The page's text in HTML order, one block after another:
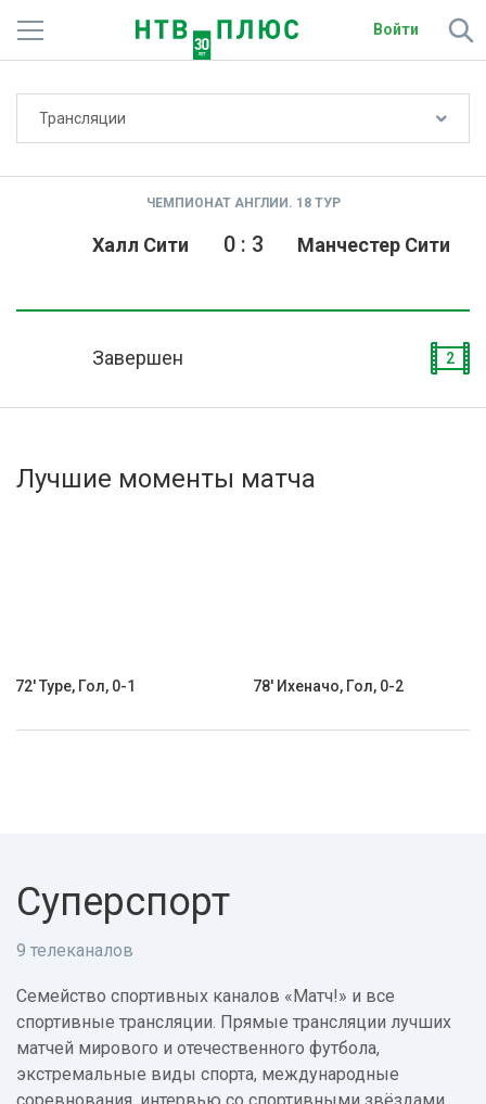
Войти
Активировать промокод
Трансляции
ЧЕМПИОНАТ АНГЛИИ. 18 ТУР
Халл Сити Манчестер Сити
0: 3
Завершен 2
Лучшие моменты матча
72' Туре, Гол, 0-1 78' Ихеначо, Гол, 0-2
Суперспорт
9 телеканалов
Семейство спортивных каналов «Матч!» и все
спортивные трансляции. Прямые трансляции лучших
матчей мирового и отечественного футбола,
экстремальные виды спорта, международные